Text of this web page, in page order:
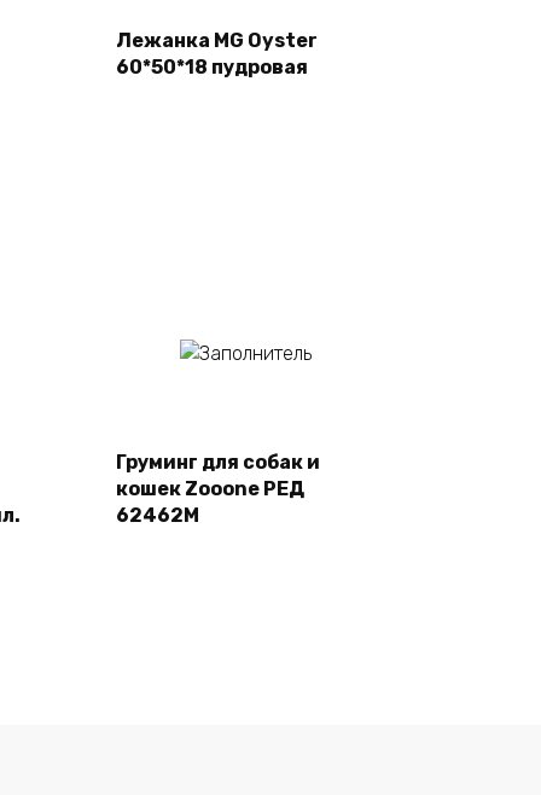
Лежанка MG Oyster
60*50*18 пудровая
Груминг для собак и
кошек Zooone РЕД
62462M